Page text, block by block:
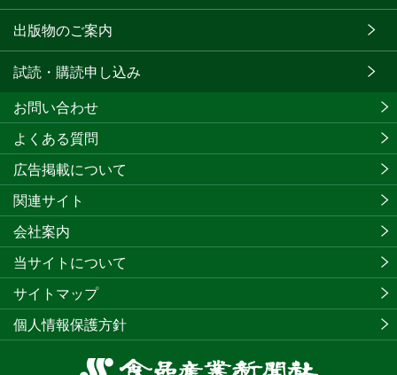
出版物のご案内
試読・購読申し込み
食
お問い合わせ
よくある質問
広告掲載について
関連サイト
会社案内
当サイトについて
サイトマップ
個人情報保護方針